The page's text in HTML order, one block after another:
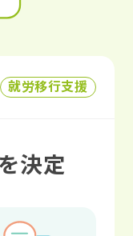
就労移行支援
決定